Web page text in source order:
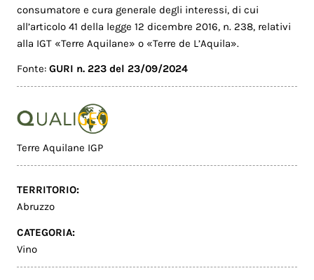
consumatore e cura generale degli interessi, di cui
all’articolo 41 della legge 12 dicembre 2016, n. 238, relativi
alla IGT «Terre Aquilane» o «Terre de L’Aquila».
Fonte:GURI n. 223 del 23/09/2024
Terre Aquilane IGP
TERRITORIO:
Abruzzo
CATEGORIA:
Vino